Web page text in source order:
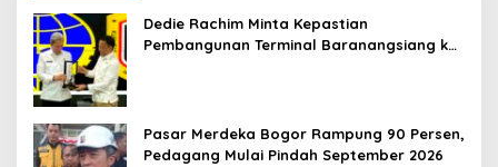
Dedie Rachim Minta Kepastian
Pembangunan Terminal Baranangsiang ke
Pasar Merdeka Bogor Rampung 90 Persen,
Pedagang Mulai Pindah September 2026